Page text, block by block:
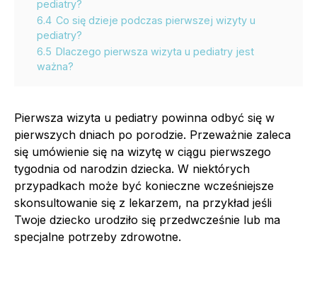
pediatry?
6.4 Co się dzieje podczas pierwszej wizyty u
pediatry?
6.5 Dlaczego pierwsza wizyta u pediatry jest
ważna?
Pierwsza wizyta u pediatry powinna odbyć się w
pierwszych dniach po porodzie. Przeważnie zaleca
się umówienie się na wizytę w ciągu pierwszego
tygodnia od narodzin dziecka. W niektórych
przypadkach może być konieczne wcześniejsze
skonsultowanie się z lekarzem, na przykład jeśli
Twoje dziecko urodziło się przedwcześnie lub ma
specjalne potrzeby zdrowotne.